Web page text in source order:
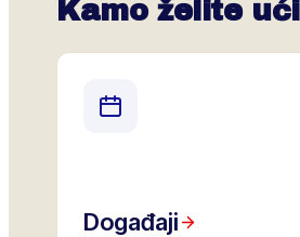
Kamo želite ući
Događaji